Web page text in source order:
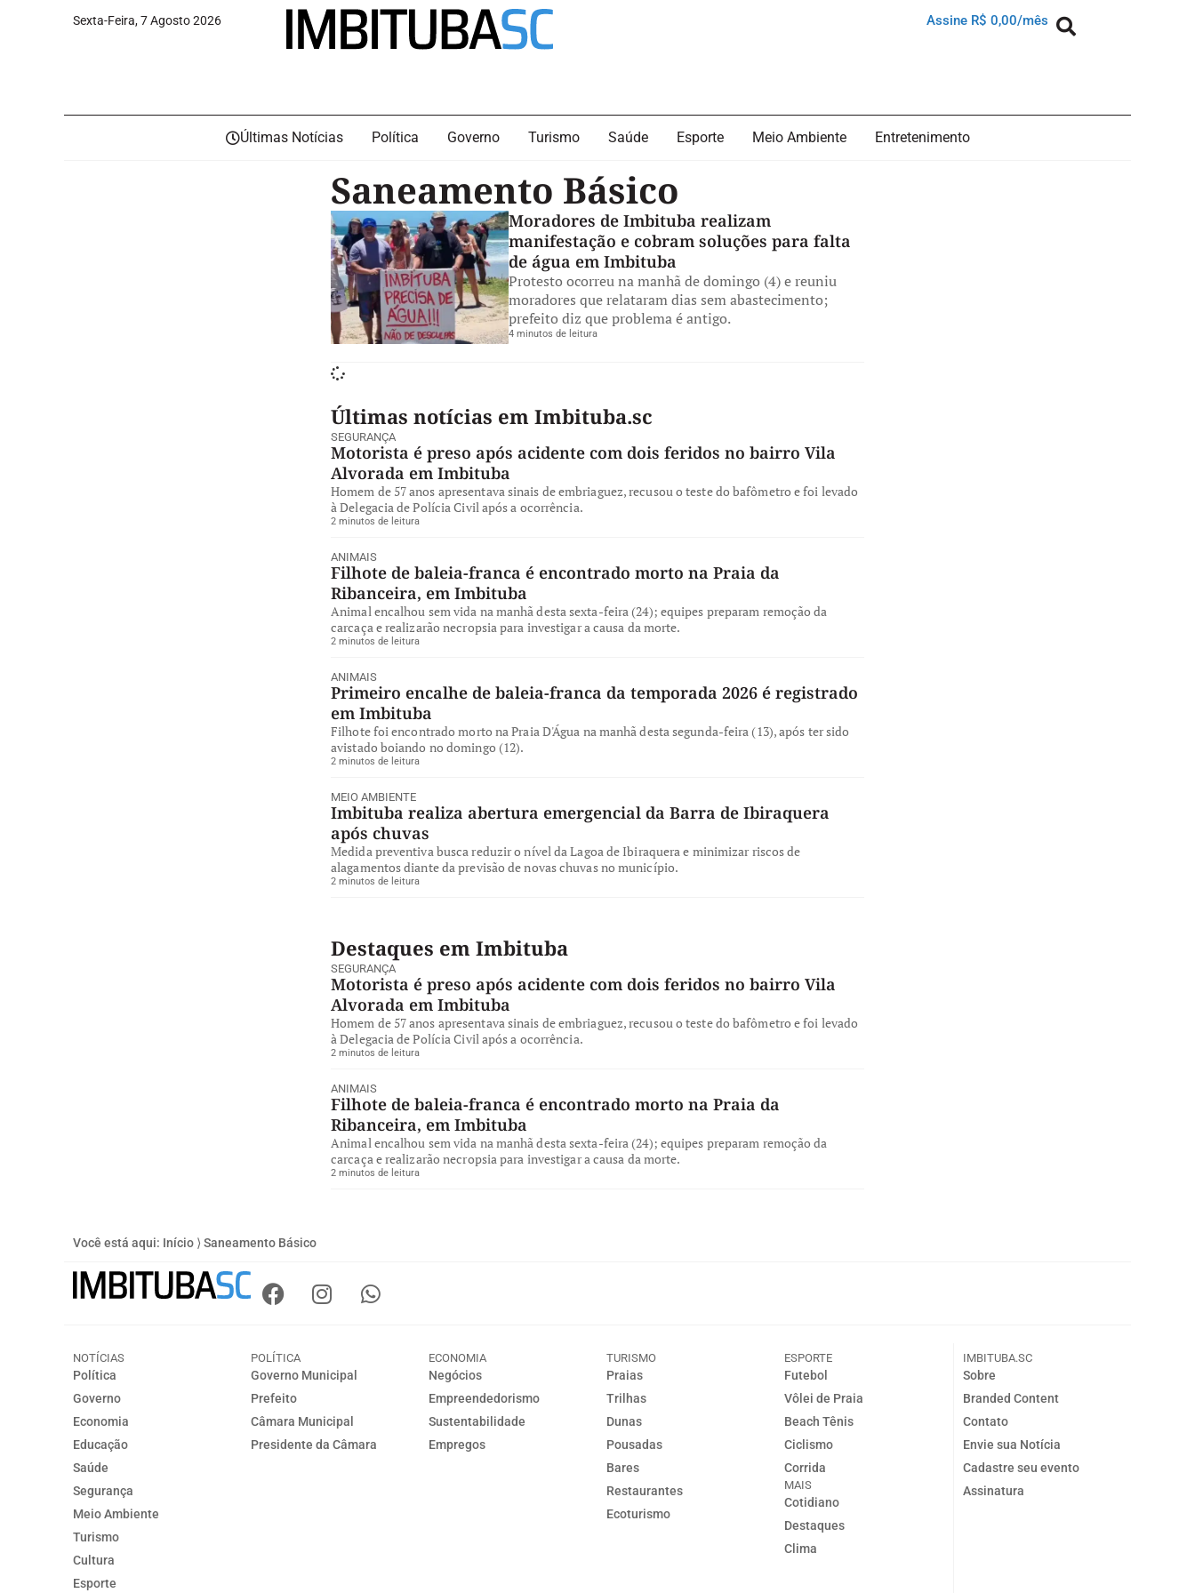
Sexta-Feira, 7 Agosto 2026 Assine R$ 0,00/mês
Últimas Notícias Política Governo Turismo Saúde Esporte Meio Ambiente Entretenimento
Saneamento Básico
Moradores de Imbituba realizam
manifestação e cobram soluções para falta
de água em Imbituba
Protesto ocorreu na manhã de domingo (4) e reuniu
moradores que relataram dias sem abastecimento;
prefeito diz que problema é antigo.
4 minutos de leitura
Últimas notícias em Imbituba.sc
SEGURANÇA
Motorista é preso após acidente com dois feridos no bairro Vila
Alvorada em Imbituba
Homem de 57 anos apresentava sinais de embriaguez, recusou o teste do bafômetro e foi levado
à Delegacia de Polícia Civil após a ocorrência.
2 minutos de leitura
ANIMAIS
Filhote de baleia-franca é encontrado morto na Praia da
Ribanceira, em Imbituba
Animal encalhou sem vida na manhã desta sexta-feira (24); equipes preparam remoção da
carcaça e realizarão necropsia para investigar a causa da morte.
2 minutos de leitura
ANIMAIS
Primeiro encalhe de baleia-franca da temporada 2026 é registrado
em Imbituba
Filhote foi encontrado morto na Praia D'Água na manhã desta segunda-feira (13), após ter sido
avistado boiando no domingo (12).
2 minutos de leitura
MEIO AMBIENTE
Imbituba realiza abertura emergencial da Barra de Ibiraquera
após chuvas
Medida preventiva busca reduzir o nível da Lagoa de Ibiraquera e minimizar riscos de
alagamentos diante da previsão de novas chuvas no município.
2 minutos de leitura
Destaques em Imbituba
SEGURANÇA
Motorista é preso após acidente com dois feridos no bairro Vila
Alvorada em Imbituba
Homem de 57 anos apresentava sinais de embriaguez, recusou o teste do bafômetro e foi levado
à Delegacia de Polícia Civil após a ocorrência.
2 minutos de leitura
ANIMAIS
Filhote de baleia-franca é encontrado morto na Praia da
Ribanceira, em Imbituba
Animal encalhou sem vida na manhã desta sexta-feira (24); equipes preparam remoção da
carcaça e realizarão necropsia para investigar a causa da morte.
2 minutos de leitura
Você está aqui: Início ⟩ Saneamento Básico
NOTÍCIAS
Política
Governo
Economia
Educação
Saúde
Segurança
Meio Ambiente
Turismo
Cultura
Esporte
POLÍTICA
Governo Municipal
Prefeito
Câmara Municipal
Presidente da Câmara
ECONOMIA
Negócios
Empreendedorismo
Sustentabilidade
Empregos
TURISMO
Praias
Trilhas
Dunas
Pousadas
Bares
Restaurantes
Ecoturismo
ESPORTE
Futebol
Vôlei de Praia
Beach Tênis
Ciclismo
Corrida
MAIS
Cotidiano
Destaques
Clima
IMBITUBA.SC
Sobre
Branded Content
Contato
Envie sua Notícia
Cadastre seu evento
Assinatura